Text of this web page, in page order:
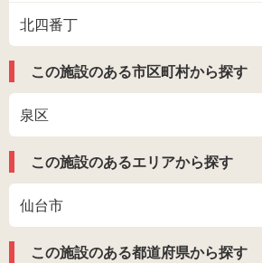
北四番丁
この施設のある市区町村から探す
泉区
この施設のあるエリアから探す
仙台市
この施設のある都道府県から探す